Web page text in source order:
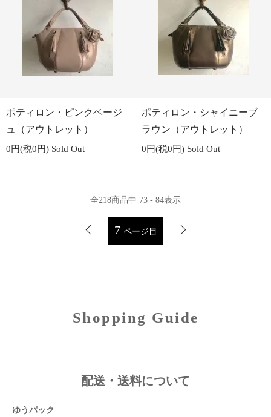
ポティロン・ピンクベージ
ュ（アウトレット）
0円(税0円) Sold Out
ポティロン・シャイニーブ
ラウン（アウトレット）
0円(税0円) Sold Out
全218商品中 73 - 84表示
7 ページ目
Shopping Guide
配送・送料について
ゆうパック